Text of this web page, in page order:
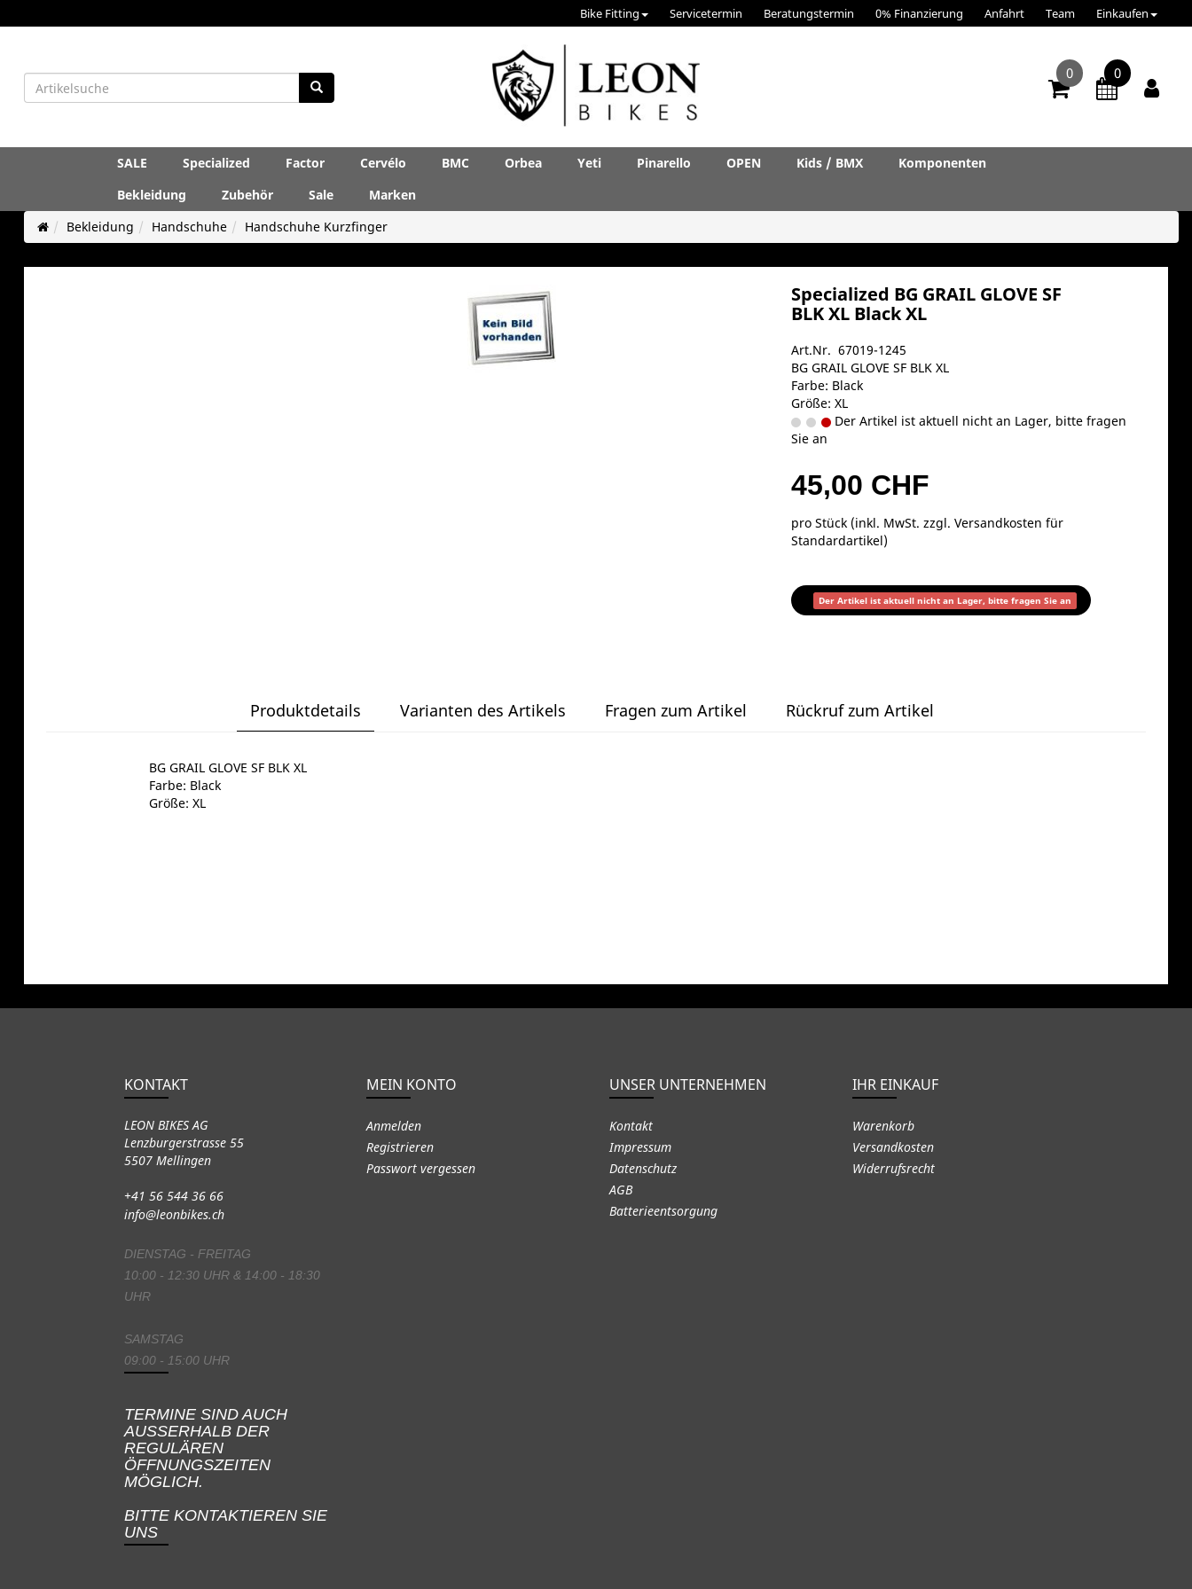
Bike Fitting Servicetermin Beratungstermin 0% Finanzierung Anfahrt Team Einkaufen
0 0
SALE Specialized Factor Cervélo BMC Orbea Yeti Pinarello OPEN Kids / BMX
Komponenten
Bekleidung
Zubehör Sale
Marken
Bekleidung
Handschuhe Handschuhe Kurzfinger
Specialized BG GRAIL GLOVE SF
BLK XL Black XL
Art.Nr. 67019-1245
BG GRAIL GLOVE SF BLK XL
Farbe: Black
Größe: XL
Der Artikel ist aktuell nicht an Lager, bitte fragen
Sie an
45,00 CHF
pro Stück (inkl. MwSt. zzgl.Versandkosten für
Standardartikel)
Der Artikel ist aktuell nicht an Lager, bitte fragen Sie an
Produktdetails Varianten des Artikels Fragen zum Artikel Rückruf zum Artikel
BG GRAIL GLOVE SF BLK XL
Farbe: Black
Größe: XL
KONTAKT
LEON BIKES AG
Lenzburgerstrasse 55
5507 Mellingen
+41 56 544 36 66
info@leonbikes.ch
DIENSTAG - FREITAG
10:00 - 12:30 UHR & 14:00 - 18:30
UHR
SAMSTAG
09:00 - 15:00 UHR
TERMINE SIND AUCH
AUSSERHALB DER
REGULÄREN
ÖFFNUNGSZEITEN
MÖGLICH.
BITTE KONTAKTIEREN SIE
UNS
MEIN KONTO
Anmelden
Registrieren
Passwort vergessen
UNSER UNTERNEHMEN
Kontakt
Impressum
Datenschutz
AGB
Batterieentsorgung
IHR EINKAUF
Warenkorb
Versandkosten
Widerrufsrecht